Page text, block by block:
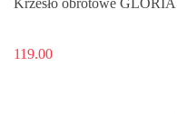
Krzesło obrotowe
119.00